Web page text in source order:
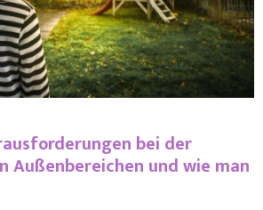
bei der
Außenbereichen und wie man